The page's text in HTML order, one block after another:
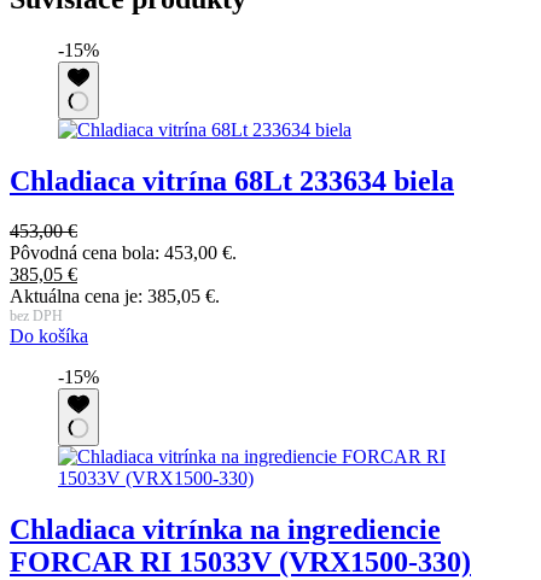
-15%
Chladiaca vitrína 68Lt 233634 biela
453,00€
Pôvodná cena bola: 453,00 €.
385,05 €
Aktuálna cena je: 385,05 €.
bez DPH
Do košíka
-15%
Chladiaca vitrínka na ingrediencie
FORCAR RI 15033V (VRX1500-330)